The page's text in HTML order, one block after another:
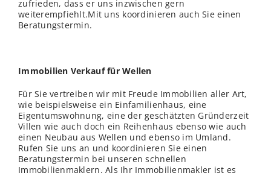
zufrieden, dass er uns inzwischen gern
weiterempfiehlt.Mit uns koordinieren auch Sie einen
Beratungstermin.
Immobilien Verkauf für Wellen
Für Sie vertreiben wir mit Freude Immobilien aller Art,
wie beispielsweise ein Einfamilienhaus, eine
Eigentumswohnung, eine der geschätzten Gründerzeit
Villen wie auch doch ein Reihenhaus ebenso wie auch
einen Neubau aus Wellen und ebenso im Umland.
Rufen Sie uns an und koordinieren Sie einen
Beratungstermin bei unseren schnellen
Immobilienmaklern. Als Ihr Immobilienmakler ist es